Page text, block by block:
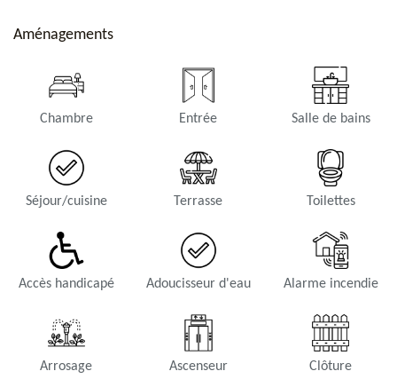
Aménagements
Chambre Entrée Salle de bains
Séjour/cuisine Terrasse Toilettes
Accès handicapé Adoucisseur d'eau Alarme incendie
Arrosage Ascenseur Clôture